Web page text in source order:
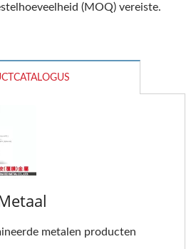
(MOQ) vereiste.
metalen producten